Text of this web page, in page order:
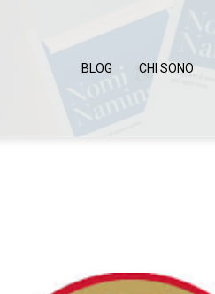
BLOG CHI SONO